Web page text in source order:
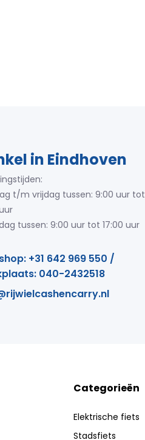
in Eindhoven
t/m vrijdag tussen: 9:00 uur tot
tussen: 9:00 uur tot 17:00 uur
+31 642 969 550 /
040-2432518
Categorieën
Elektrische fiets
Stadsfiets